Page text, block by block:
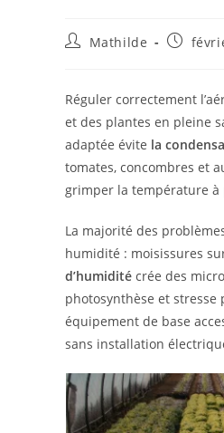
Mathilde
Réguler correctement
et des plantes en pleine
adaptée évite la
tomates, concombres et
grimper la température à
La majorité des
humidité : moisissures
d’humidité crée des
photosynthèse et
équipement de base
sans installation